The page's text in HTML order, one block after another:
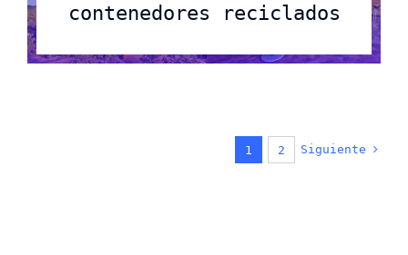
contenedores reciclados
1 2 Siguiente